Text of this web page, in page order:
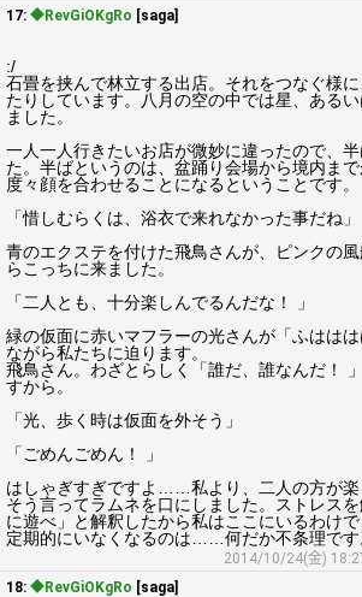
17: ◆RevGiOKgRo [saga]
:/
石畳を挟んで林立する出店。それをつなぐ様
たりしています。八月の空の中では星、ある
ました。
一人一人行きたいお店が微妙に違ったので、
た。半ばというのは、盆踊り会場から境内まで
度々顔を合わせることになるということです。
「惜しむらくは、浴衣で来れなかった事だね」
青のエクステを付けた飛鳥さんが、ピンクの
らこっちに来ました。
「二人とも、十分楽しんでるんだな！ 」
緑の仮面に赤いマフラーの光さんが「ふはは
ながら私たちに迫ります。
飛鳥さん。わざとらしく「誰だ、誰なんだ！
すから。
「光、歩く時は仮面を外そう」
「ごめんごめん！ 」
はしゃぎすぎですよ……私より、二人の方が楽
そう言ってラムネを口にしました。ストレス
に遊べ」と解釈したから私はここにいるわけ
定期的にいなくなるのは……何だか不条理です
2014/10/24(金)
18: ◆RevGiOKgRo [saga]